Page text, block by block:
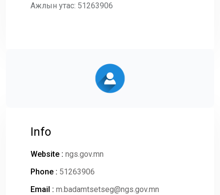
Ажлын утас: 51263906
Info
Website : ngs.gov.mn
Phone : 51263906
Email : m.badamtsetseg@ngs.gov.mn